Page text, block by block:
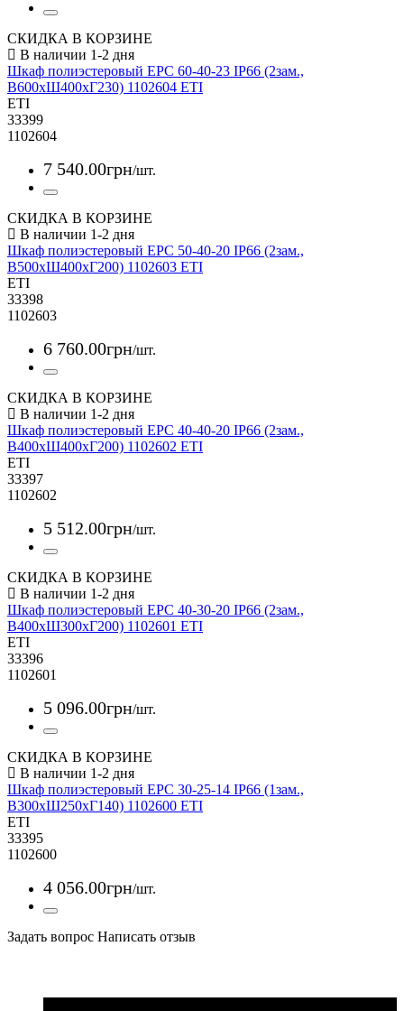
СКИДКА В КОРЗИНЕ
Шкаф полиэстеровый EPC 60-40-23 IP66 (2зам.,
В600xШ400xГ230) 1102604 ETI
ETI
33399
1102604
7 540.00грн/шт.
СКИДКА В КОРЗИНЕ
Шкаф полиэстеровый EPC 50-40-20 IP66 (2зам.,
В500xШ400xГ200) 1102603 ETI
ETI
33398
1102603
6 760.00грн/шт.
СКИДКА В КОРЗИНЕ
Шкаф полиэстеровый EPC 40-40-20 IP66 (2зам.,
В400xШ400xГ200) 1102602 ETI
ETI
33397
1102602
5 512.00грн/шт.
СКИДКА В КОРЗИНЕ
Шкаф полиэстеровый EPC 40-30-20 IP66 (2зам.,
В400xШ300xГ200) 1102601 ETI
ETI
33396
1102601
5 096.00грн/шт.
СКИДКА В КОРЗИНЕ
Шкаф полиэстеровый EPC 30-25-14 IP66 (1зам.,
В300xШ250xГ140) 1102600 ETI
ETI
33395
1102600
4 056.00грн/шт.
Задать вопрос Написать отзыв